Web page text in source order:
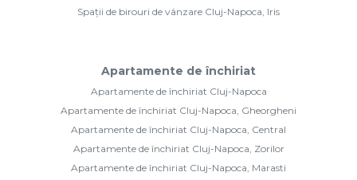
Spații de birouri de vânzare Cluj-Napoca, Iris
Apartamente de închiriat
Apartamente de închiriat Cluj-Napoca
Apartamente de închiriat Cluj-Napoca, Gheorgheni
Apartamente de închiriat Cluj-Napoca, Central
Apartamente de închiriat Cluj-Napoca, Zorilor
Apartamente de închiriat Cluj-Napoca, Marasti